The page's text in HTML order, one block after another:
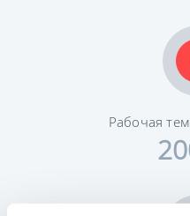
Рабочая